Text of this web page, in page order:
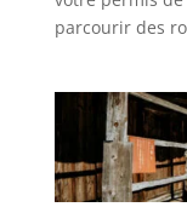
parcourir des